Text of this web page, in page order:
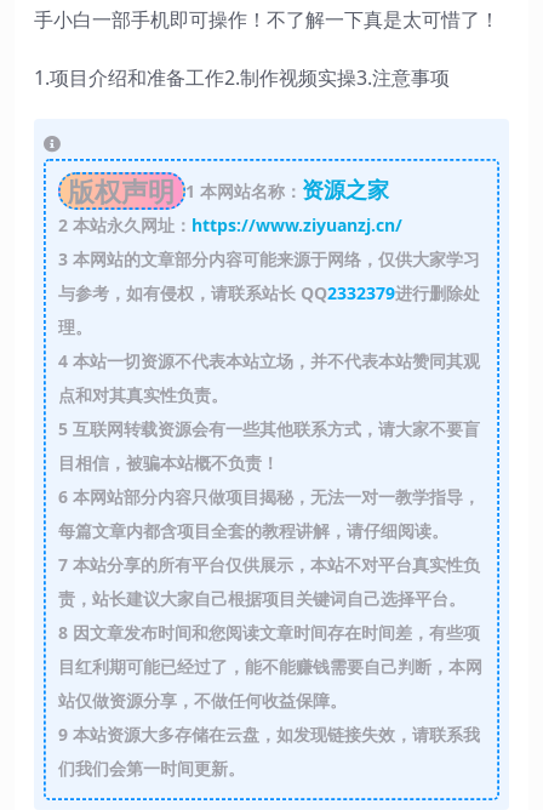
手小白一部手机即可操作！不了解一下真是太可惜了！
1.项目介绍和准备工作2.制作视频实操3.注意事项
版权声明 1 本网站名称： 资源之家
2本站永久网址： https://www.ziyuanzj.cn/
3本网站的文章部分内容可能来源于网络，仅供大家学习
与参考，如有侵权，请联系站长 QQ2332379进行删除处
理。
4本站一切资源不代表本站立场，并不代表本站赞同其观
点和对其真实性负责。
5互联网转载资源会有一些其他联系方式，请大家不要盲
目相信，被骗本站概不负责！
6本网站部分内容只做项目揭秘，无法一对一教学指导，
每篇文章内都含项目全套的教程讲解，请仔细阅读。
7本站分享的所有平台仅供展示，本站不对平台真实性负
责，站长建议大家自己根据项目关键词自己选择平台。
8因文章发布时间和您阅读文章时间存在时间差，有些项
目红利期可能已经过了，能不能赚钱需要自己判断，本网
站仅做资源分享，不做任何收益保障。
9本站资源大多存储在云盘，如发现链接失效，请联系我
们我们会第一时间更新。